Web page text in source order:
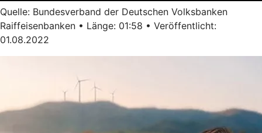
Quelle: Bundesverband der Deutschen Volksbanken
Raiffeisenbanken • Länge: 01:58 • Veröffentlicht:
01.08.2022